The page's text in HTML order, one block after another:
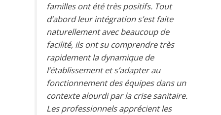
familles ont été très positifs. Tout
d’abord leur intégration s’est faite
naturellement avec beaucoup de
facilité, ils ont su comprendre très
rapidement la dynamique de
l’établissement et s’adapter au
fonctionnement des équipes dans un
contexte alourdi par la crise sanitaire.
Les professionnels apprécient les